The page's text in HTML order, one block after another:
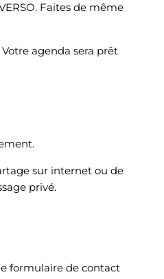
Faites de même
agenda sera prêt
sur internet ou de
privé.
formulaire de contact